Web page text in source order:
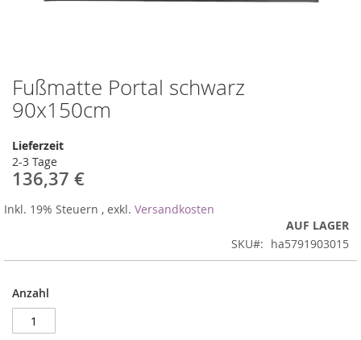
Fußmatte Portal schwarz
90x150cm
Lieferzeit
2-3 Tage
136,37 €
Inkl. 19% Steuern , exkl. Versandkosten
AUF LAGER
SKU
ha5791903015
Anzahl
Zum
Anfang
der
springen